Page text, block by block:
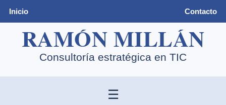
Inicio Contacto
☰